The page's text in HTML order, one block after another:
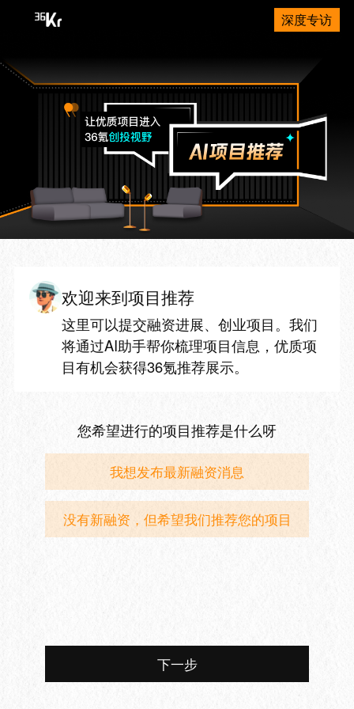
深度专访
欢迎来到项目推荐
这里可以提交融资进展、创业项目。我们
将通过AI助手帮你梳理项目信息，优质项
目有机会获得36氪推荐展示。
您希望进行的项目推荐是什么呀
我想发布最新融资消息
没有新融资，但希望我们推荐您的项目
下一步